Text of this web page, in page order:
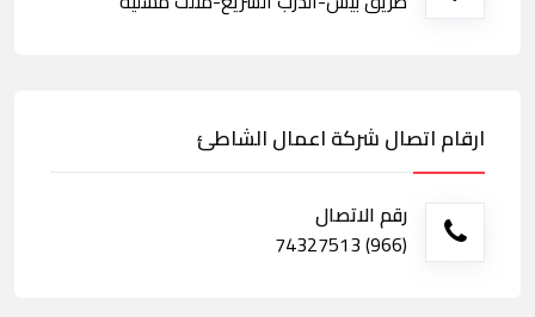
ارقام اتصال شركة اعمال الشاطئ
رقم الاتصال
(966) 74327513